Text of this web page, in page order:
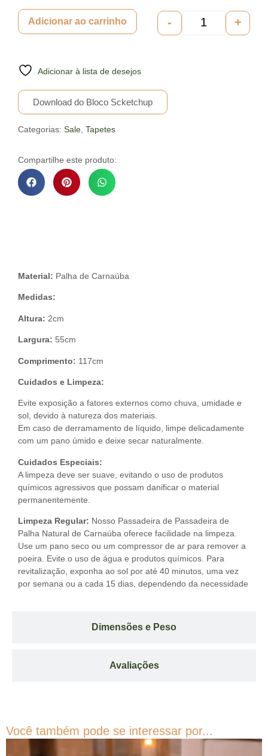
- +
Adicionar ao carrinho
Adicionar à lista de desejos
Download do Bloco Scketchup
Categorias: Sale Tapetes
Compartilhe este produto:
Dimensões e Peso
Avaliações
Material: Palha de Carnaúba
Medidas:
Altura: 2cm
Largura: 55cm
Comprimento: 117cm
Cuidados e Limpeza:
Evite exposição a fatores externos como chuva, umidade e
sol, devido à natureza dos materiais.
Em caso de derramamento de líquido, limpe delicadamente
com um pano úmido e deixe secar naturalmente.
Cuidados Especiais:
A limpeza deve ser suave, evitando o uso de produtos
químicos agressivos que possam danificar o material
permanentemente.
Limpeza Regular: Nosso Passadeira de Passadeira de
Palha Natural de Carnaúba oferece facilidade na limpeza.
Use um pano seco ou um compressor de ar para remover a
poeira. Evite o uso de água e produtos químicos. Para
revitalização, exponha ao sol por até 40 minutos, uma vez
por semana ou a cada 15 dias, dependendo da necessidade
Você também pode se interessar por...